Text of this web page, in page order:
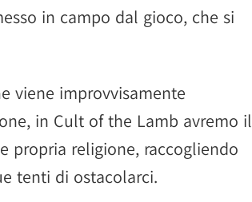
in campo dal gioco, che si
viene improvvisamente
in Cult of the Lamb avremo il
propria religione, raccogliendo
tenti di ostacolarci.